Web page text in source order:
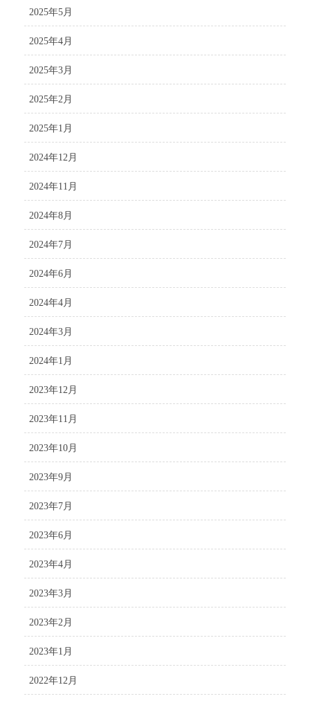
2025年5月
2025年4月
2025年3月
2025年2月
2025年1月
2024年12月
2024年11月
2024年8月
2024年7月
2024年6月
2024年4月
2024年3月
2024年1月
2023年12月
2023年11月
2023年10月
2023年9月
2023年7月
2023年6月
2023年4月
2023年3月
2023年2月
2023年1月
2022年12月